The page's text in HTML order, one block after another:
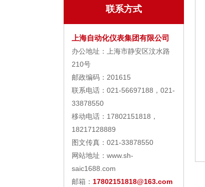
联系方式
上海自动化仪表集团有限公司
办公地址：上海市静安区汶水路
210号
邮政编码：201615
联系电话：021-56697188，021-
33878550
移动电话：17802151818，
18217128889
图文传真：021-33878550
网站地址：www.sh-
saic1688.com
邮箱： 17802151818@163.com